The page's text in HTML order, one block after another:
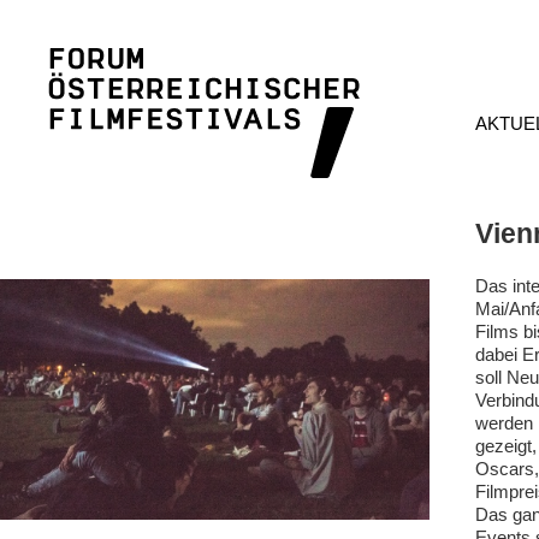
Das
Mai/
Films
dabei
soll
werden
Das